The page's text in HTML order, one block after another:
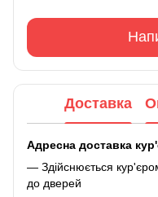
Доставка
Адресна доставка
— Здійснюється
до дверей